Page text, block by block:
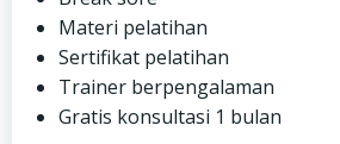
Materi pelatihan
Sertifikat pelatihan
Trainer berpengalaman
Gratis konsultasi 1 bulan